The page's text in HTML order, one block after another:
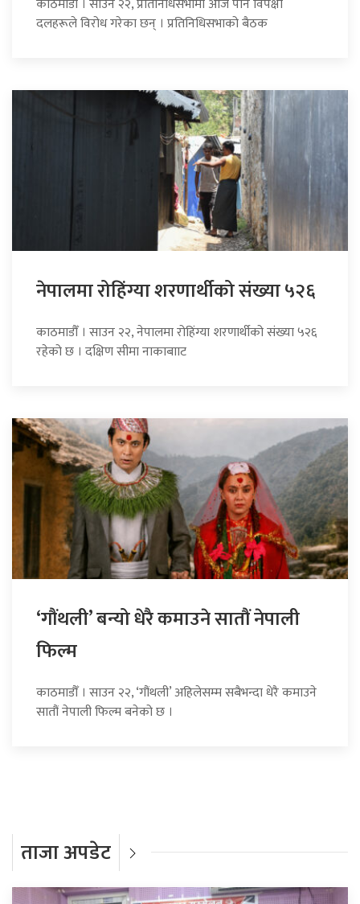
दलहरूले विरोध गरेका छन् । प्रतिनिधिसभाको बैठक
नेपालमा रोहिंग्या शरणार्थीको संख्या ५२६
काठमाडौँ । साउन २२, नेपालमा रोहिंग्या शरणार्थीको संख्या ५२६
रहेको छ । दक्षिण सीमा नाकाबााट
‘गौंथली’ बन्यो धेरै कमाउने सातौं नेपाली
फिल्म
काठमाडौँ । साउन २२, ‘गौंथली’ अहिलेसम्म सबैभन्दा धेरै कमाउने
सातौं नेपाली फिल्म बनेको छ ।
ताजा अपडेट